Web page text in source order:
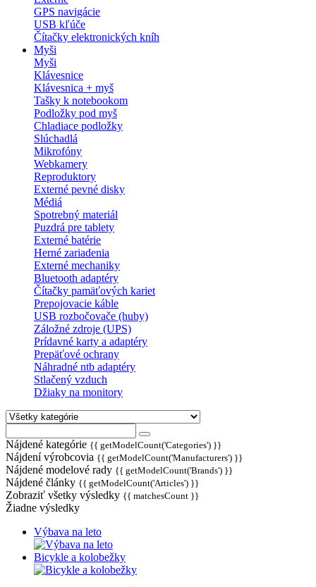
GPS navigácie
USB kľúče
Čítačky elektronických kníh
Myši
Myši
Klávesnice
Klávesnica + myš
Tašky k notebookom
Podložky pod myš
Chladiace podložky
Slúchadlá
Mikrofóny
Webkamery
Reproduktory
Externé pevné disky
Médiá
Spotrebný materiál
Puzdrá pre tablety
Externé batérie
Herné zariadenia
Externé mechaniky
Bluetooth adaptéry
Čítačky pamäťových kariet
Prepojovacie káble
USB rozbočovače (huby)
Záložné zdroje (UPS)
Prídavné karty a adaptéry
Prepäťové ochrany
Náhradné ntb adaptéry
Stlačený vzduch
Džiaky na monitory
Nájdené kategórie {{ getModelCount('Categories') }}
Nájdení výrobcovia {{ getModelCount('Manufacturers') }}
Nájdené modelové rady {{ getModelCount('Brands') }}
Nájdené články {{ getModelCount('Articles') }}
Zobraziť všetky výsledky {{ matchesCount }}
Žiadne výsledky
Výbava na leto
Bicykle a kolobežky